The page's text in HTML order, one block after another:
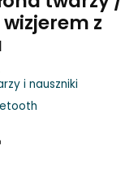
z
i nauszniki